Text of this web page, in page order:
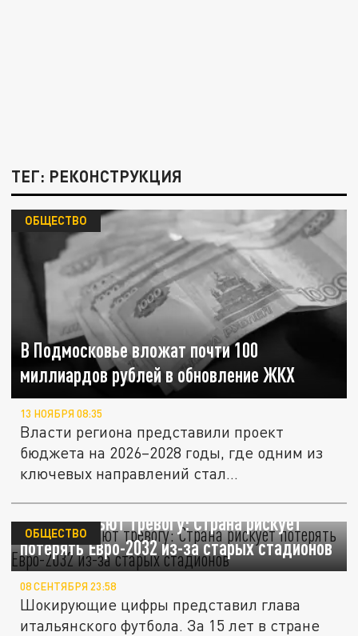
ТЕГ: РЕКОНСТРУКЦИЯ
В Подмосковье вложат почти 100
миллиардов рублей в обновление ЖКХ
ОБЩЕСТВО
13 НОЯБРЯ 08:35
Власти региона представили проект
бюджета на 2026–2028 годы, где одним из
ключевых направлений стал...
В Италии бьют тревогу: Страна рискует
потерять Евро-2032 из-за старых стадионов
ОБЩЕСТВО
08 СЕНТЯБРЯ 23:58
Шокирующие цифры представил глава
итальянского футбола. За 15 лет в стране